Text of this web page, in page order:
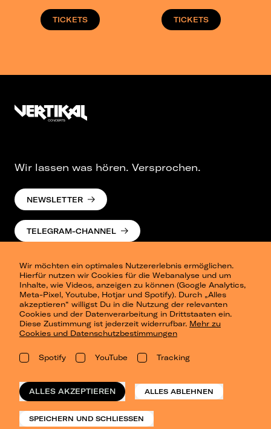
TICKETS TICKETS
Wir möchten ein optimales Nutzererlebnis ermöglichen.
Hierfür nutzen wir Cookies für die Webanalyse und um
Inhalte, wie Videos, anzeigen zu können (Google Analytics,
Meta-Pixel, Youtube, Hotjar und Spotify). Durch „Alles
akzeptieren“ willigst Du in die Nutzung der relevanten
Cookies und der Datenverarbeitung in Drittstaaten ein.
Diese Zustimmung ist jederzeit widerrufbar. Mehr zu
Cookies und Datenschutzbestimmungen
Spotify YouTube Tracking
ALLES AKZEPTIEREN ALLES ABLEHNEN
SPEICHERN UND SCHLIESSEN
Wir lassen was hören. Versprochen.
NEWSLETTER
TELEGRAM-CHANNEL
Presse
Berlin
Dresden
Leipzig
Konzertsommer Petersberg
Vergangene Shows
o_team
Datenschutz
Impressum